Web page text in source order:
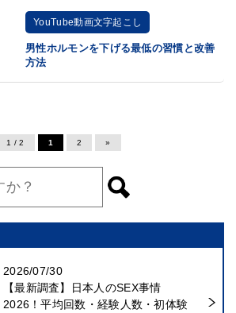
YouTube動画文字起こし
男性ホルモンを下げる最低の習慣と改善
方法
1 / 2 1 2 »
2026/07/30
【最新調査】日本人のSEX事情
2026！平均回数・経験人数・初体験